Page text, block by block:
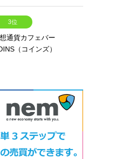
3位
通貨カフェバー
（コインズ）